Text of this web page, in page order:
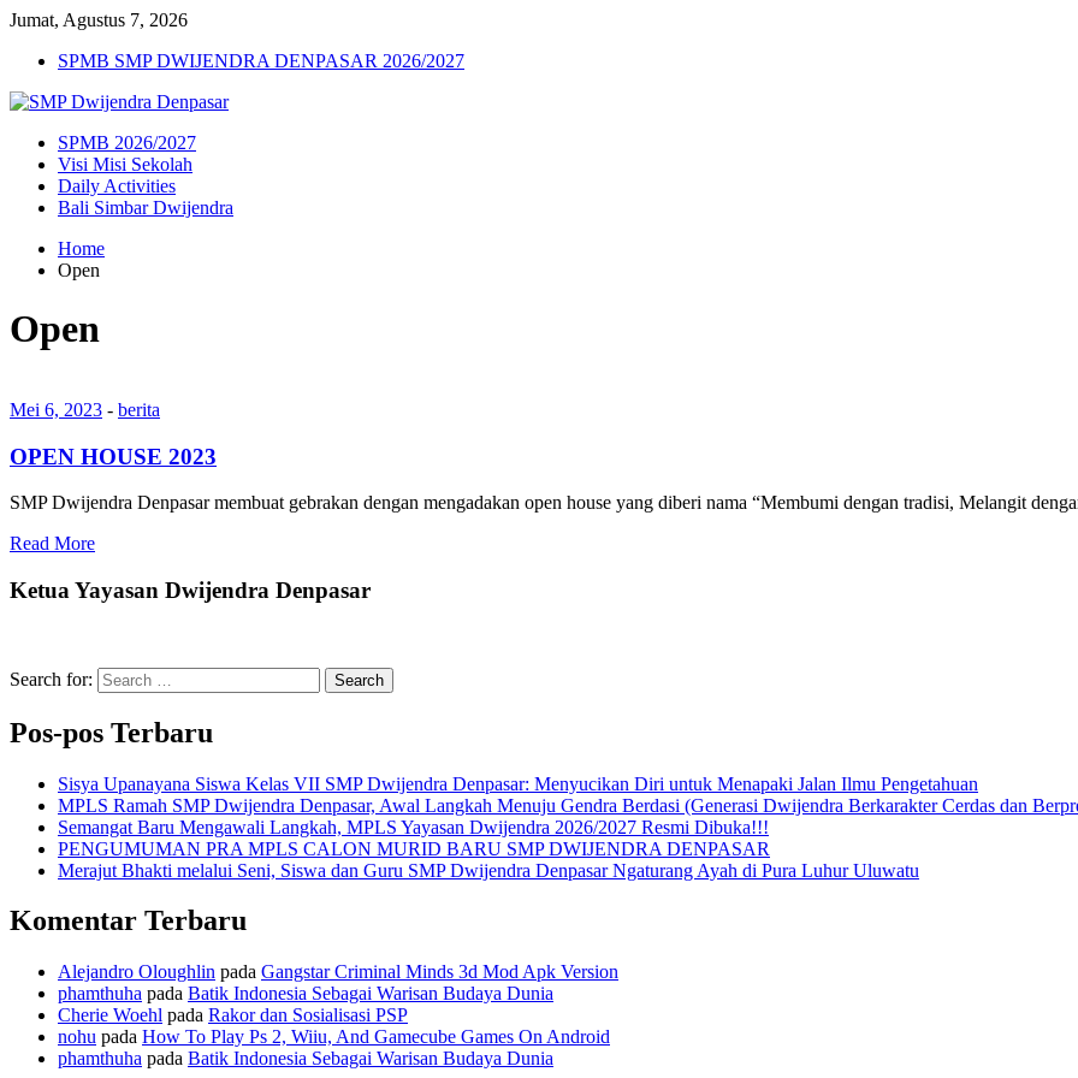
Jumat, Agustus 7, 2026
SPMB SMP DWIJENDRA DENPASAR 2026/2027
SPMB 2026/2027
Visi Misi Sekolah
Daily Activities
Bali Simbar Dwijendra
Home
Open
Open
Mei 6, 2023 - berita
OPEN HOUSE 2023
SMP Dwijendra Denpasar membuat gebrakan dengan mengadakan open house yang diberi nama “Membumi dengan tradisi, Melangit
Read More
Ketua Yayasan Dwijendra Denpasar
Search for: Search
Pos-pos Terbaru
Sisya Upanayana Siswa Kelas VII SMP Dwijendra Denpasar: Menyucikan Diri untuk Menapaki Jalan Ilmu Pengetahuan
MPLS Ramah SMP Dwijendra Denpasar, Awal Langkah Menuju Gendra Berdasi (Generasi Dwijendra Berkarakter Cerdas dan
Semangat Baru Mengawali Langkah, MPLS Yayasan Dwijendra 2026/2027 Resmi Dibuka!!!
PENGUMUMAN PRA MPLS CALON MURID BARU SMP DWIJENDRA DENPASAR
Merajut Bhakti melalui Seni, Siswa dan Guru SMP Dwijendra Denpasar Ngaturang Ayah di Pura Luhur Uluwatu
Komentar Terbaru
Alejandro Oloughlin pada Gangstar Criminal Minds 3d Mod Apk Version
phamthuha pada Batik Indonesia Sebagai Warisan Budaya Dunia
Cherie Woehl pada Rakor dan Sosialisasi PSP
n​o​h​u pada How To Play Ps 2, Wiiu, And Gamecube Games On Android
phamthuha pada Batik Indonesia Sebagai Warisan Budaya Dunia